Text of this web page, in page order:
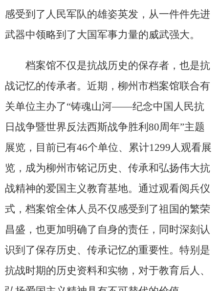
感受到了人民军队的雄姿英发，从一件件先进
武器中领略到了大国军事力量的威武强大。
档案馆不仅是抗战历史的保存者，也是抗
战记忆的传承者。近期，柳州市档案馆联合有
关单位主办了“铸魂山河——纪念中国人民抗
日战争暨世界反法西斯战争胜利80周年”主题
展览，目前已有46个单位、累计1299人观看展
览，成为柳州市铭记历史、传承和弘扬伟大抗
战精神的爱国主义教育基地。通过观看阅兵仪
式，档案馆全体人员不仅感受到了祖国的繁荣
昌盛，也更加明确了自身的责任，同时深刻认
识到了保存历史、传承记忆的重要性。特别是
抗战时期的历史资料和实物，对于教育后人、